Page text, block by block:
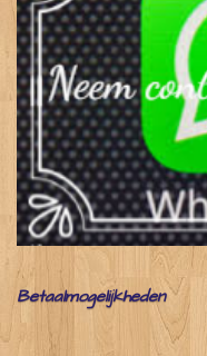
Betaalmogelijkheden